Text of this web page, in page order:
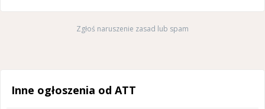
Zgłoś naruszenie zasad lub spam
Inne ogłoszenia od ATT